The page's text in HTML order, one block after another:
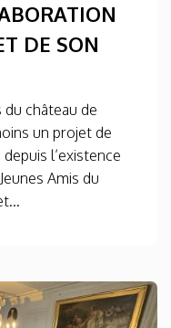
DE SON
du château de
un projet de
l’existence
Amis du